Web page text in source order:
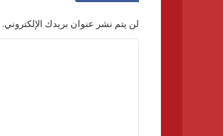
لن يتم نشر عنوان بريدك الإلكتروني.